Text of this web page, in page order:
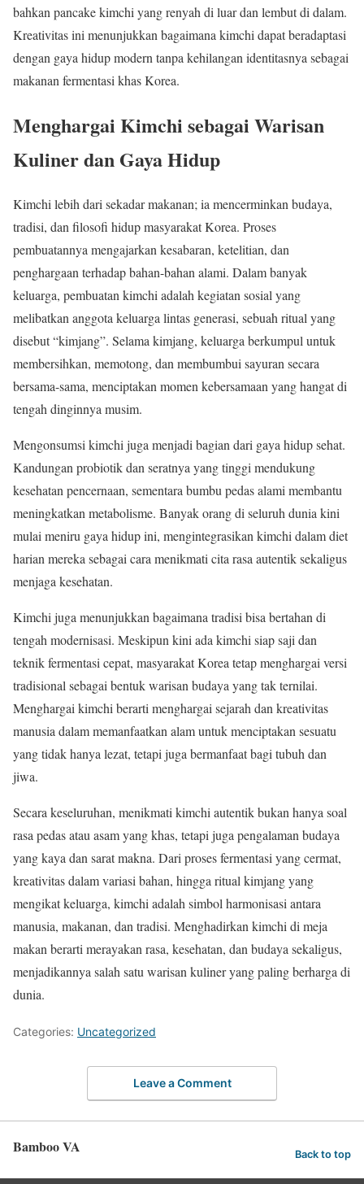
bahkan pancake kimchi yang renyah di luar dan lembut di dalam.
Kreativitas ini menunjukkan bagaimana kimchi dapat beradaptasi
dengan gaya hidup modern tanpa kehilangan identitasnya sebagai
makanan fermentasi khas Korea.
Menghargai Kimchi sebagai Warisan
Kuliner dan Gaya Hidup
Kimchi lebih dari sekadar makanan; ia mencerminkan budaya,
tradisi, dan filosofi hidup masyarakat Korea. Proses
pembuatannya mengajarkan kesabaran, ketelitian, dan
penghargaan terhadap bahan-bahan alami. Dalam banyak
keluarga, pembuatan kimchi adalah kegiatan sosial yang
melibatkan anggota keluarga lintas generasi, sebuah ritual yang
disebut “kimjang”. Selama kimjang, keluarga berkumpul untuk
membersihkan, memotong, dan membumbui sayuran secara
bersama-sama, menciptakan momen kebersamaan yang hangat di
tengah dinginnya musim.
Mengonsumsi kimchi juga menjadi bagian dari gaya hidup sehat.
Kandungan probiotik dan seratnya yang tinggi mendukung
kesehatan pencernaan, sementara bumbu pedas alami membantu
meningkatkan metabolisme. Banyak orang di seluruh dunia kini
mulai meniru gaya hidup ini, mengintegrasikan kimchi dalam diet
harian mereka sebagai cara menikmati cita rasa autentik sekaligus
menjaga kesehatan.
Kimchi juga menunjukkan bagaimana tradisi bisa bertahan di
tengah modernisasi. Meskipun kini ada kimchi siap saji dan
teknik fermentasi cepat, masyarakat Korea tetap menghargai versi
tradisional sebagai bentuk warisan budaya yang tak ternilai.
Menghargai kimchi berarti menghargai sejarah dan kreativitas
manusia dalam memanfaatkan alam untuk menciptakan sesuatu
yang tidak hanya lezat, tetapi juga bermanfaat bagi tubuh dan
jiwa.
Secara keseluruhan, menikmati kimchi autentik bukan hanya soal
rasa pedas atau asam yang khas, tetapi juga pengalaman budaya
yang kaya dan sarat makna. Dari proses fermentasi yang cermat,
kreativitas dalam variasi bahan, hingga ritual kimjang yang
mengikat keluarga, kimchi adalah simbol harmonisasi antara
manusia, makanan, dan tradisi. Menghadirkan kimchi di meja
makan berarti merayakan rasa, kesehatan, dan budaya sekaligus,
menjadikannya salah satu warisan kuliner yang paling berharga di
dunia.
Categories: Uncategorized
Leave a Comment
Bamboo VA Back to top